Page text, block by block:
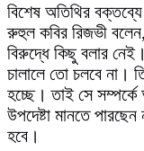
বিশেষ অতিথির
রুহুল কবির রিজভী
বিরুদ্ধে কিছু বলার
চালালে তো চলবে না।
হচ্ছে। তাই সে
উপদেষ্টা মানতে
হবে।